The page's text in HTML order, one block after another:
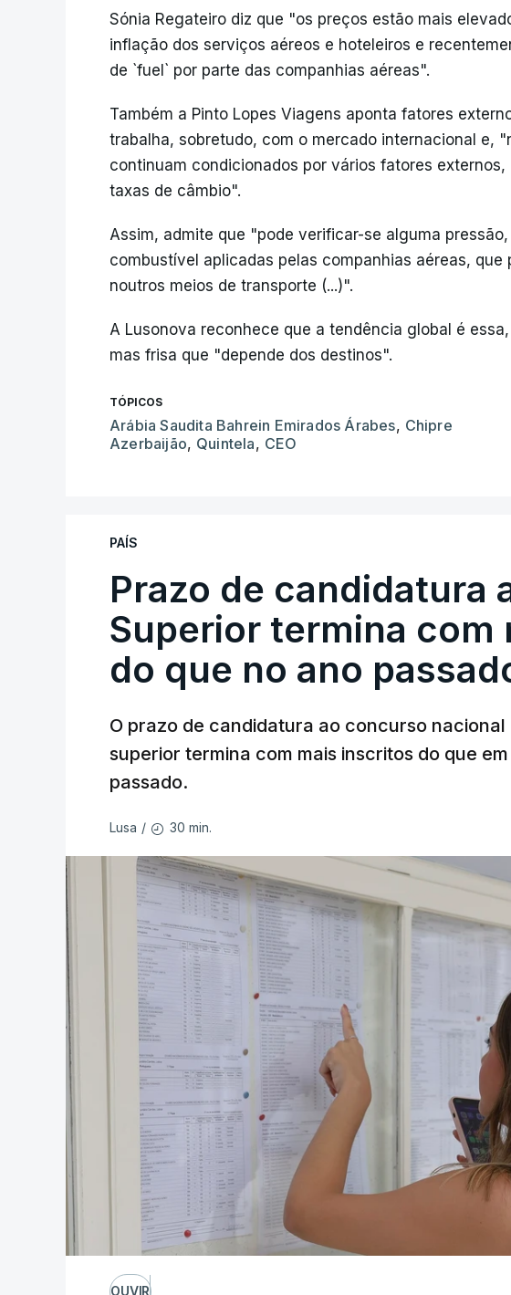
Sónia Regateiro diz que "os preços estão mais
inflação dos serviços aéreos e hoteleiros e
de `fuel` por parte das companhias aéreas".
Também a Pinto Lopes Viagens aponta fatores
trabalha, sobretudo, com o mercado internacional e,
continuam condicionados por vários fatores
taxas de câmbio".
Assim, admite que "pode verificar-se alguma
combustível aplicadas pelas companhias aéreas, que
noutros meios de transporte (...)".
A Lusonova reconhece que a tendência global é
mas frisa que "depende dos destinos".
TÓPICOS
Arábia Saudita Bahrein Emirados Árabes, Chipre
Azerbaijão, Quintela, CEO
PAÍS
Prazo de candidatura
Superior termina com
do que no ano
O prazo de candidatura ao concurso nacional
superior termina com mais inscritos do que
passado.
Lusa / 30 min.
OUVIR